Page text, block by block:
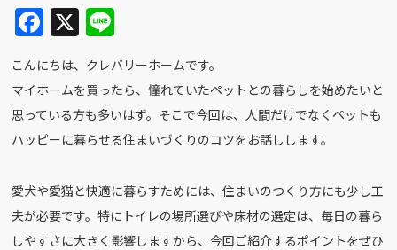
F
a
c
e
b
o
k
X
n
e
こんにちは、クレバリーホームです。
マイホームを買ったら、憧れていたペットとの暮らしを始めたいと
思っている方も多いはず。そこで今回は、人間だけでなくペットも
ハッピーに暮らせる住まいづくりのコツをお話しします。
愛犬や愛猫と快適に暮らすためには、住まいのつくり方にも少し工
夫が必要です。特にトイレの場所選びや床材の選定は、毎日の暮ら
しやすさに大きく影響しますから、今回ご紹介するポイントをぜひ